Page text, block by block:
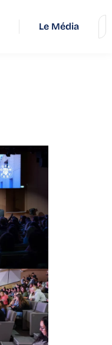
Le Média